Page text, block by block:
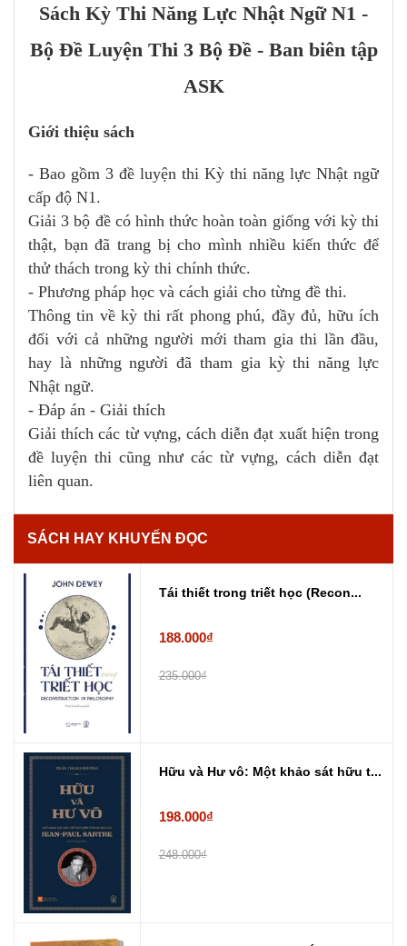
Sách Kỳ Thi Năng Lực Nhật Ngữ N1 -
Bộ Đề Luyện Thi 3 Bộ Đề - Ban biên tập
ASK
Giới thiệu sách
- Bao gồm 3 đề luyện thi Kỳ thi năng lực Nhật ngữ
cấp độ N1.
Giải 3 bộ đề có hình thức hoàn toàn giống với kỳ thi
thật, bạn đã trang bị cho mình nhiều kiến thức để
thử thách trong kỳ thi chính thức.
- Phương pháp học và cách giải cho từng đề thi.
Thông tin về kỳ thi rất phong phú, đầy đủ, hữu ích
đối với cả những người mới tham gia thi lần đầu,
hay là những người đã tham gia kỳ thi năng lực
Nhật ngữ.
- Đáp án - Giải thích
Giải thích các từ vựng, cách diễn đạt xuất hiện trong
đề luyện thi cũng như các từ vựng, cách diễn đạt
liên quan.
SÁCH HAY KHUYẾN ĐỌC
Tái thiết trong triết học (Recon...
188.000₫
235.000₫
Hữu và Hư vô: Một khảo sát hữu t...
198.000₫
248.000₫